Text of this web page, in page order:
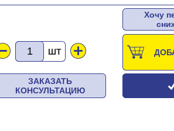
Хочу
ШТ
ЗАКАЗАТЬ
КОНСУЛЬТАЦИЮ